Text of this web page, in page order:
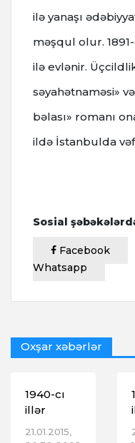
ilə yanaşı
məşqul olur.
ilə evlənir.
səyahətnaməsi»
bəlası» romanı
ildə İstanbulda
Sosial
Facebook
Whatsapp
Oxşar xəbərlər
1940-cı
illər
21.01.2015,